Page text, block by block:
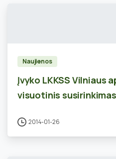
Naujienos
Įvyko LKKSS Vilniaus
visuotinis susirinkimas
2014-01-26